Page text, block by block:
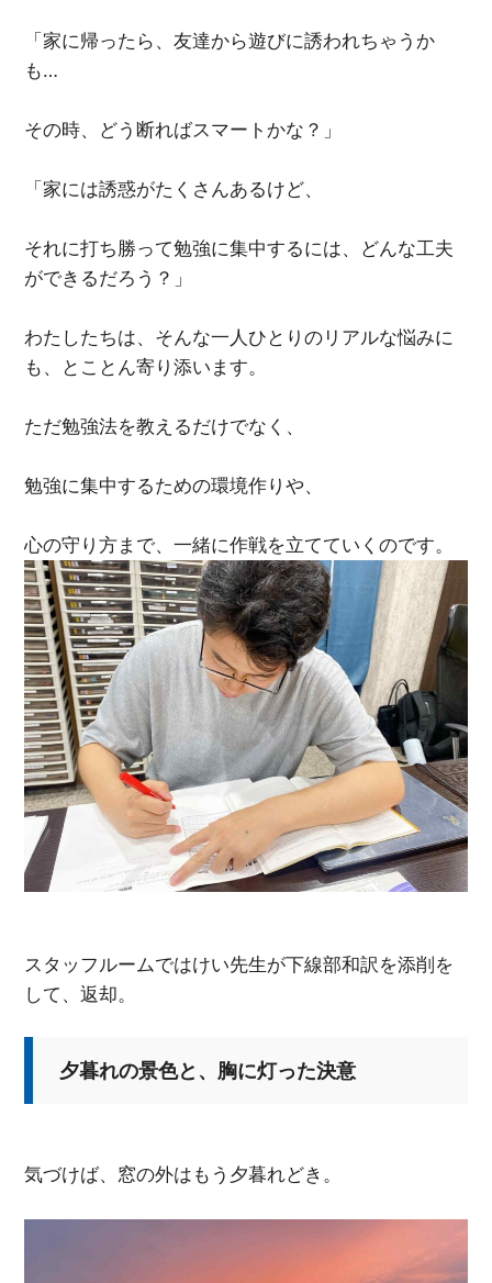
「家に帰ったら、友達から遊びに誘われちゃうか
も…
その時、どう断ればスマートかな？」
「家には誘惑がたくさんあるけど、
それに打ち勝って勉強に集中するには、どんな工夫
ができるだろう？」
わたしたちは、そんな一人ひとりのリアルな悩みに
も、とことん寄り添います。
ただ勉強法を教えるだけでなく、
勉強に集中するための環境作りや、
心の守り方まで、一緒に作戦を立てていくのです。
スタッフルームではけい先生が下線部和訳を添削を
して、返却。
夕暮れの景色と、胸に灯った決意
気づけば、窓の外はもう夕暮れどき。